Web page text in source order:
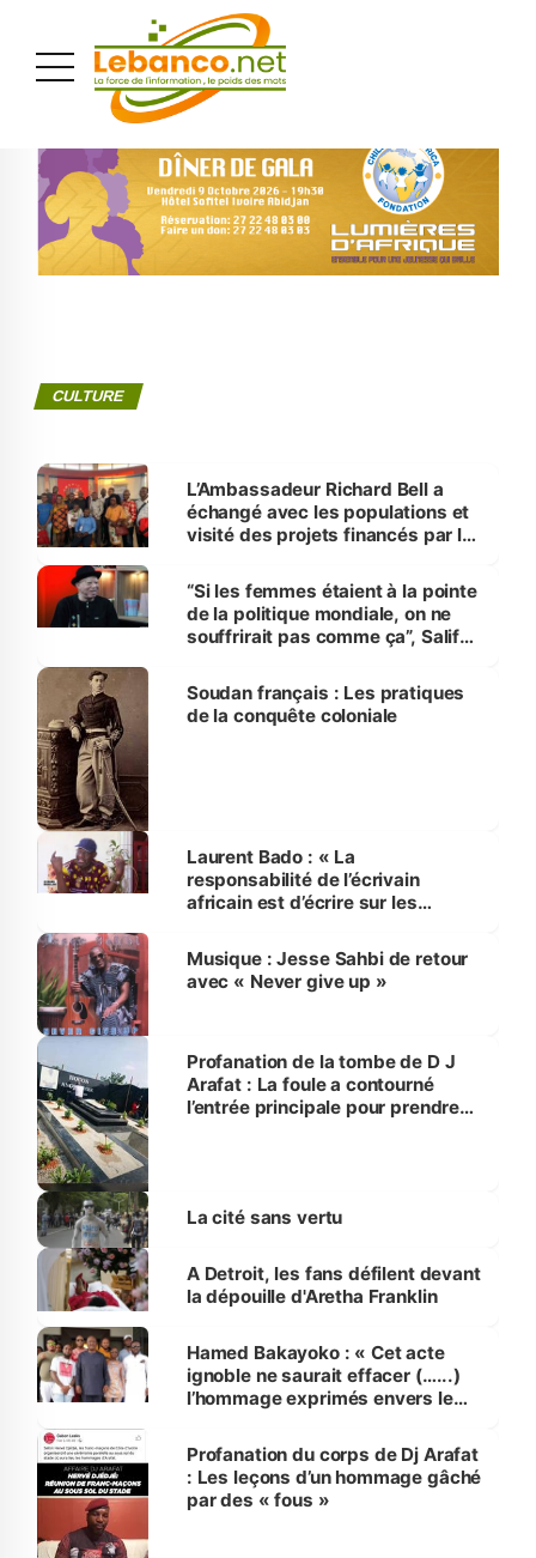
CULTURE
L’Ambassadeur Richard Bell a
échangé avec les populations et
visité des projets financés par le
Yamoussoukro, Béoumi et
Bouaké
“Si les femmes étaient à la pointe
de la politique mondiale, on ne
souffrirait pas comme ça”, Salif
Soudan français : Les pratiques
de la conquête coloniale
Laurent Bado : « La
responsabilité de l’écrivain
africain est d’écrire sur les
Musique : Jesse Sahbi de retour
avec « Never give up »
Profanation de la tombe de D J
Arafat : La foule a contourné
l’entrée principale pour prendre
La cité sans vertu
A Detroit, les fans défilent devant
la dépouille d'Aretha Franklin
Hamed Bakayoko : « Cet acte
ignoble ne saurait effacer (…...)
l’hommage exprimés envers le
Profanation du corps de Dj Arafat
: Les leçons d’un hommage gâché
par des « fous »